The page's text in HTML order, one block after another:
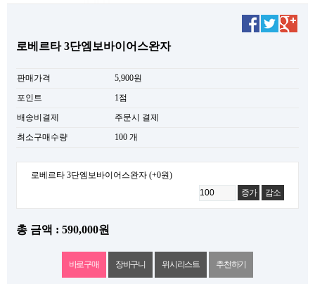
로베르타 3단엠보바이어스완자
판매가격
5,900원
포인트
1점
배송비결제
주문시 결제
최소구매수량
100 개
로베르타 3단엠보바이어스완자 (+0원)
증가
감소
총 금액 : 590,000원
위시리스트 추천하기